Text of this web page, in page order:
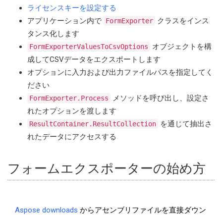
ライセンスキーを設定する
アプリケーション内で FormExporter
クラスをインス
タンス化します
FormExporterValuesToCsvOptions
オブジェクトを構
成してCSVデータをエクスポートします
オプションに入力および出力ファイルパスを指定してく
ださい
FormExporter.Process
メソッドを呼び出し、設定さ
れたオプションを渡します
ResultContainer.ResultCollection
を通じて抽出さ
れたデータにアクセスする
フォームエクスポーターの始め方
Aspose downloads からアセンブリファイルを直接ダウン